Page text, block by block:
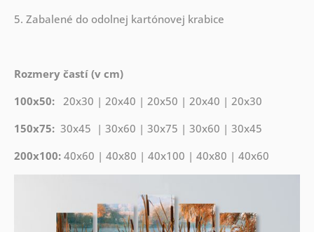
5. Zabalené do odolnej kartónovej krabice
Rozmery častí (v cm)
100x50: 20x30 | 20x40 | 20x50 | 20x40 | 20x30
150x75: 30x45 | 30x60 | 30x75 | 30x60 | 30x45
200x100: 40x60 | 40x80 | 40x100 | 40x80 | 40x60